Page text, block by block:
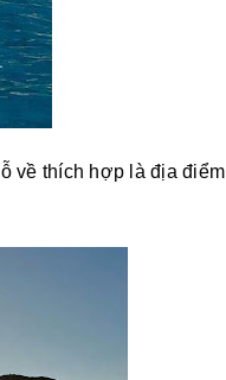
về thích hợp là địa điểm